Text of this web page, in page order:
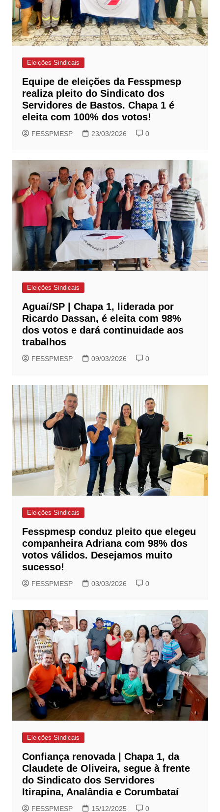
Eleições Sindicais
Equipe de eleições da Fesspmesp
realiza pleito do Sindicato dos
Servidores de Bastos. Chapa 1 é
eleita com 100% dos votos!
FESSPMESP 23/03/2026 0
Eleições Sindicais
Aguaí/SP | Chapa 1, liderada por
Ricardo Dassan, é eleita com 98%
dos votos e dará continuidade aos
trabalhos
FESSPMESP 09/03/2026 0
Eleições Sindicais
Fesspmesp conduz pleito que elegeu
companheira Adriana com 98% dos
votos válidos. Desejamos muito
sucesso!
FESSPMESP 03/03/2026 0
Eleições Sindicais
Confiança renovada | Chapa 1, da
Claudete de Oliveira, segue à frente
do Sindicato dos Servidores
Itirapina, Analândia e Corumbataí
FESSPMESP 15/12/2025 0